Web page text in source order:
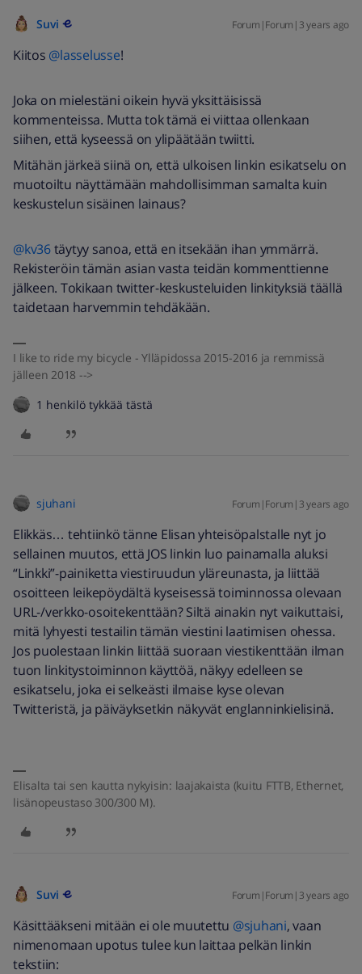
Suvi Forum|Forum|3 years ago
Kiitos @lasselusse!
Joka on mielestäni oikein hyvä yksittäisissä
kommenteissa. Mutta tok tämä ei viittaa ollenkaan
siihen, että kyseessä on ylipäätään twiitti.
Mitähän järkeä siinä on, että ulkoisen linkin esikatselu on
muotoiltu näyttämään mahdollisimman samalta kuin
keskustelun sisäinen lainaus?
@kv36täytyy sanoa, että en itsekään ihan ymmärrä.
Rekisteröin tämän asian vasta teidän kommenttienne
jälkeen. Tokikaan twitter-keskusteluiden linkityksiä täällä
taidetaan harvemmin tehdäkään.
I like to ride my bicycle - Ylläpidossa 2015-2016 ja remmissä
jälleen 2018 -->
1 henkilö tykkää tästä
sjuhani Forum|Forum|3 years ago
Elikkäs… tehtiinkö tänne Elisan yhteisöpalstalle nyt jo
sellainen muutos, että JOS linkin luo painamalla aluksi
“Linkki”-painiketta viestiruudun yläreunasta, ja liittää
osoitteen leikepöydältä kyseisessä toiminnossa olevaan
URL-/verkko-osoitekenttään? Siltä ainakin nyt vaikuttaisi,
mitä lyhyesti testailin tämän viestini laatimisen ohessa.
Jos puolestaan linkin liittää suoraan viestikenttään ilman
tuon linkitystoiminnon käyttöä, näkyy edelleen se
esikatselu, joka ei selkeästi ilmaise kyse olevan
Twitteristä, ja päiväyksetkin näkyvät englanninkielisinä.
Elisalta tai sen kautta nykyisin: laajakaista (kuitu FTTB, Ethernet,
lisänopeustaso 300/300 M).
Suvi Forum|Forum|3 years ago
Käsittääkseni mitään ei ole muutettu @sjuhani, vaan
nimenomaan upotus tulee kun laittaa pelkän linkin
tekstiin: